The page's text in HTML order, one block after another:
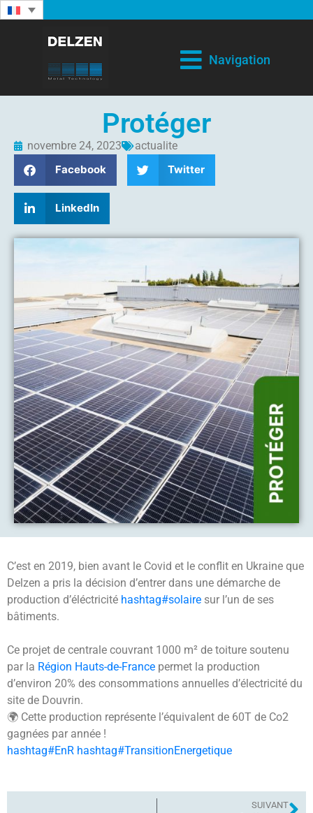
Navigation
Protéger
novembre 24, 2023
actualite
Facebook
Twitter
LinkedIn
C’est en 2019, bien avant le Covid et le conflit en Ukraine que
Delzen a pris la décision d’entrer dans une démarche de
production d’éléctricité hashtag#solaire sur l’un de ses
bâtiments.
Ce projet de centrale couvrant 1000 m² de toiture soutenu
par la Région Hauts-de-France permet la production
d’environ 20% des consommations annuelles d’électricité du
site de Douvrin.
🌍 Cette production représente l’équivalent de 60T de Co2
gagnées par année !
hashtag#EnR hashtag#TransitionEnergetique
SUIVANT